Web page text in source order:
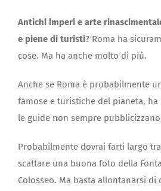
Antichi imperi e arte
e piene di turisti? Roma ha
cose. Ma ha anche molto di più.
Anche se Roma è probabilmente
famose e turistiche del pianeta,
le guide non sempre
Probabilmente dovrai farti largo
scattare una buona foto della
Colosseo. Ma basta allontanarsi di